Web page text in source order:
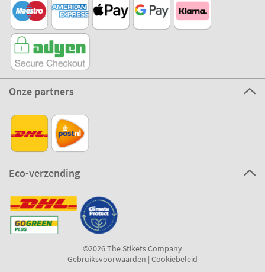
Onze partners
Eco-verzending
©2026 The Stikets Company
Gebruiksvoorwaarden | Cookiebeleid